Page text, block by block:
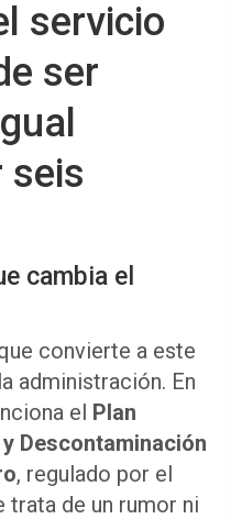
servicio
ser
seis
cambia el
convierte a este
administración. En
el Plan
Descontaminación
, regulado por el
trata de un rumor ni